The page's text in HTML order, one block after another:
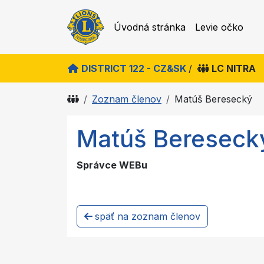
Úvodná stránka Levie očko
DISTRICT 122 - CZ&SK / LC NITRA
Zoznam členov Matúš Beresecký
Matúš
Správce WEBu
späť na zoznam členov